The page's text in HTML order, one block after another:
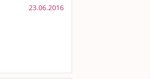
23.06.2016